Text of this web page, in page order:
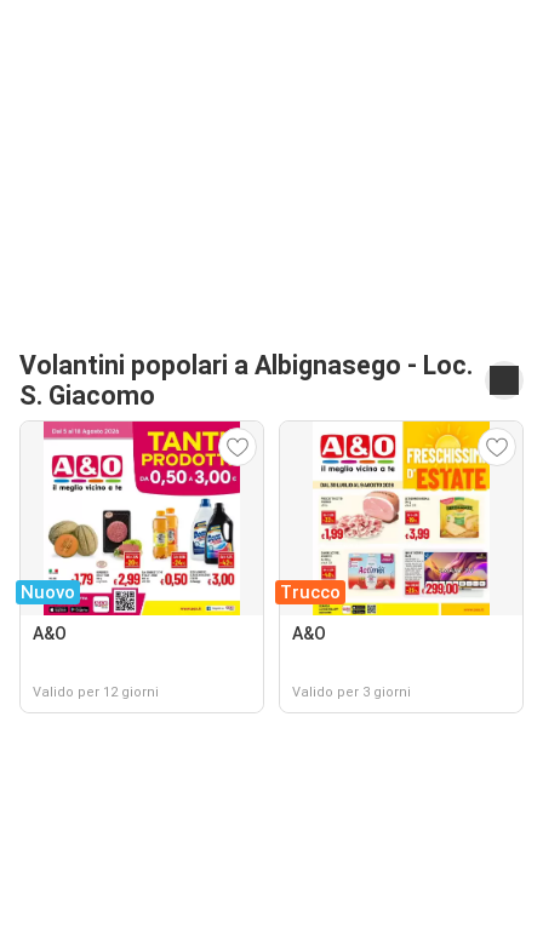
Volantini popolari a Albignasego - Loc.
S. Giacomo
Nuovo
A&O
Valido per 12 giorni
Trucco
A&O
Valido per 3 giorni